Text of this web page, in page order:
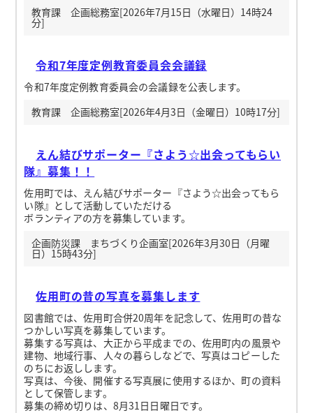
教育課 企画総務室[2026年7月15日（水曜日）14時24
分]
令和7年度定例教育委員会会議録
令和7年度定例教育委員会の会議録を公表します。
教育課 企画総務室[2026年4月3日（金曜日）10時17分]
えん結びサポーター『さよう☆出会ってもらい
隊』募集！！
佐用町では、えん結びサポーター『さよう☆出会ってもら
い隊』として活動していただける
ボランティアの方を募集しています。
企画防災課 まちづくり企画室[2026年3月30日（月曜
日）15時43分]
佐用町の昔の写真を募集します
図書館では、佐用町合併20周年を記念して、佐用町の昔な
つかしい写真を募集しています。
募集する写真は、大正から平成までの、佐用町内の風景や
建物、地域行事、人々の暮らしなどで、写真はコピーした
のちにお返しします。
写真は、今後、開催する写真展に使用するほか、町の資料
として保管します。
募集の締め切りは、8月31日日曜日です。